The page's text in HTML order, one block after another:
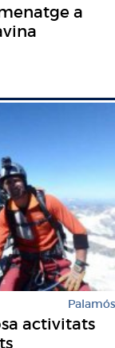
a
Palamós
activitats